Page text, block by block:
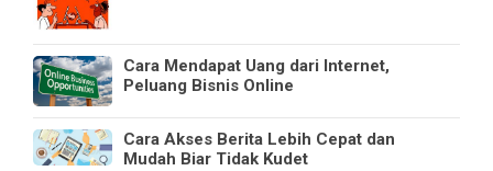
Cara Mendapat Uang dari Internet,
Peluang Bisnis Online
Cara Akses Berita Lebih Cepat dan
Mudah Biar Tidak Kudet